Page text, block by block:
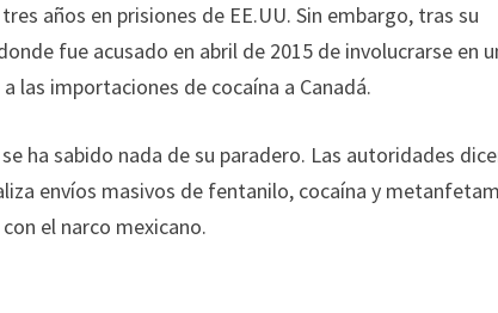
años en prisiones de EE.UU. Sin embargo, tras su
fue acusado en abril de 2015 de involucrarse en
las importaciones de cocaína a Canadá.
ha sabido nada de su paradero. Las autoridades
envíos masivos de fentanilo, cocaína y
el narco mexicano.